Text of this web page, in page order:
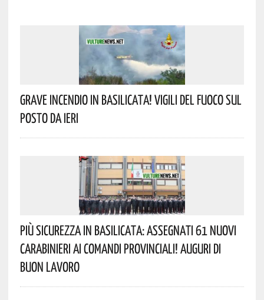
Grave Incendio In Basilicata! Vigili Del Fuoco Sul
Posto Da Ieri
Più Sicurezza In Basilicata: Assegnati 61 Nuovi
Carabinieri Ai Comandi Provinciali! Auguri Di
Buon Lavoro